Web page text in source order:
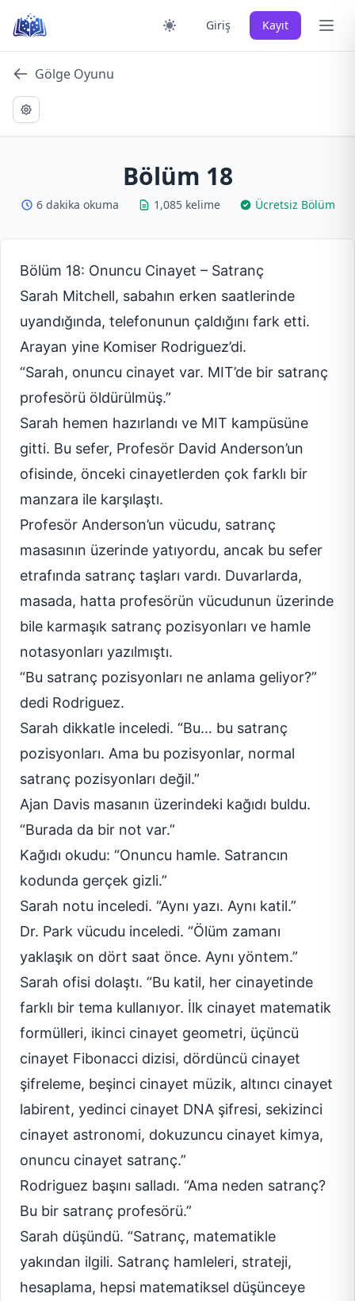
content
Giriş Kayıt Ana
Gölge Oyunu
Bölüm 18
6 dakika okuma 1,085 kelime Ücretsiz Bölüm
Bölüm 18: Onuncu Cinayet – Satranç
Sarah Mitchell, sabahın erken saatlerinde
uyandığında, telefonunun çaldığını fark etti.
Arayan yine Komiser Rodriguez’di.
“Sarah, onuncu cinayet var. MIT’de bir satranç
profesörü öldürülmüş.”
Sarah hemen hazırlandı ve MIT kampüsüne
gitti. Bu sefer, Profesör David Anderson’un
ofisinde, önceki cinayetlerden çok farklı bir
manzara ile karşılaştı.
Profesör Anderson’un vücudu, satranç
masasının üzerinde yatıyordu, ancak bu sefer
etrafında satranç taşları vardı. Duvarlarda,
masada, hatta profesörün vücudunun üzerinde
bile karmaşık satranç pozisyonları ve hamle
notasyonları yazılmıştı.
“Bu satranç pozisyonları ne anlama geliyor?”
dedi Rodriguez.
Sarah dikkatle inceledi. “Bu… bu satranç
pozisyonları. Ama bu pozisyonlar, normal
satranç pozisyonları değil.”
Ajan Davis masanın üzerindeki kağıdı buldu.
“Burada da bir not var.”
Kağıdı okudu: “Onuncu hamle. Satrancın
kodunda gerçek gizli.”
Sarah notu inceledi. “Aynı yazı. Aynı katil.”
Dr. Park vücudu inceledi. “Ölüm zamanı
yaklaşık on dört saat önce. Aynı yöntem.”
Sarah ofisi dolaştı. “Bu katil, her cinayetinde
farklı bir tema kullanıyor. İlk cinayet matematik
formülleri, ikinci cinayet geometri, üçüncü
cinayet Fibonacci dizisi, dördüncü cinayet
şifreleme, beşinci cinayet müzik, altıncı cinayet
labirent, yedinci cinayet DNA şifresi, sekizinci
cinayet astronomi, dokuzuncu cinayet kimya,
onuncu cinayet satranç.”
Rodriguez başını salladı. “Ama neden satranç?
Bu bir satranç profesörü.”
Sarah düşündü. “Satranç, matematikle
yakından ilgili. Satranç hamleleri, strateji,
hesaplama, hepsi matematiksel düşünceye